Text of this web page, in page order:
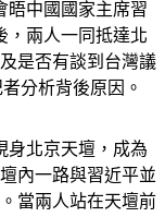
晤中國國家主席習
，兩人一同抵達北
是否有談到台灣議
身北京天壇，成為
內一路與習近平並